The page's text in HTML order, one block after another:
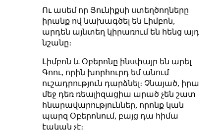
Ու ասեմ որ Յունիքսի ստեղծողները
իրանք ով նախագծել են Լիմբոն,
արդեն այնտեղ կիրառում են հենց այդ
նշանը։
Լիմբոն և Օբերոնը ինսփայր են արել
Գոու, որին խորհուրդ եմ անում
ուշադրություն դարձնել։ Չնայած, իրա
մեջ դեռ ռեալիզացիա արած չեն շատ
հնարավարություններ, որոնք կան
պարզ Օբերոնում, բայց դա հիմա
էական չէ։